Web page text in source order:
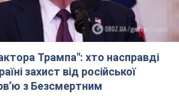
Трампа": хто насправді
захист від російської
з Безсмертним